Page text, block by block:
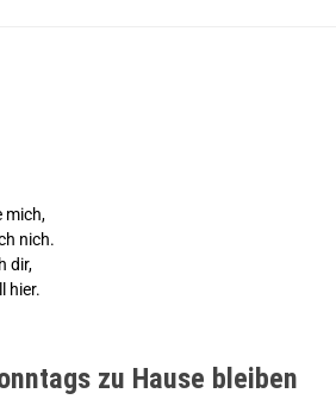
mich,
nich.
dir,
hier.
zu Hause bleiben